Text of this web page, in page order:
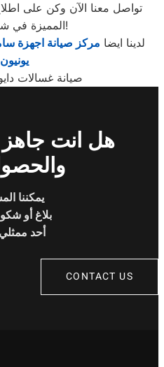
تواصل معنا الآن وكن على
المميزة في شبين القناطر!
لدينا ايضا مركز صيانة اجهزة
يونيون
صيانة غسالات
هل انت جاهز
يمكننا
بلاغ أو
أحد
CONTACT US